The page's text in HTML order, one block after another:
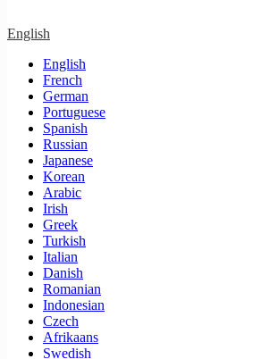
English
English
French
German
Portuguese
Spanish
Russian
Japanese
Korean
Arabic
Irish
Greek
Turkish
Italian
Danish
Romanian
Indonesian
Czech
Afrikaans
Swedish